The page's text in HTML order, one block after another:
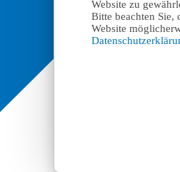
Website zu
Bitte beachten Sie,
Website